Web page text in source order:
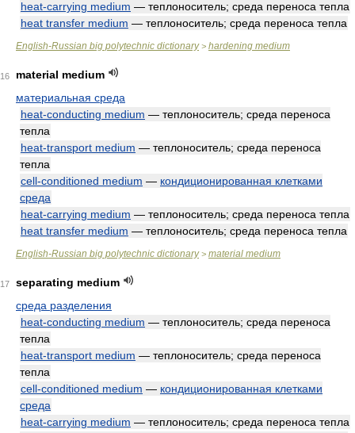
heat-carrying medium — теплоноситель; среда переноса тепла
heat transfer medium — теплоноситель; среда переноса тепла
English-Russian big polytechnic dictionary> hardening medium
16
material medium
материальная среда
heat-conducting medium — теплоноситель; среда переноса
тепла
heat-transport medium — теплоноситель; среда переноса
тепла
cell-conditioned medium — кондиционированная клетками
среда
heat-carrying medium — теплоноситель; среда переноса тепла
heat transfer medium — теплоноситель; среда переноса тепла
English-Russian big polytechnic dictionary> material medium
17
separating medium
среда разделения
heat-conducting medium — теплоноситель; среда переноса
тепла
heat-transport medium — теплоноситель; среда переноса
тепла
cell-conditioned medium — кондиционированная клетками
среда
heat-carrying medium — теплоноситель; среда переноса тепла